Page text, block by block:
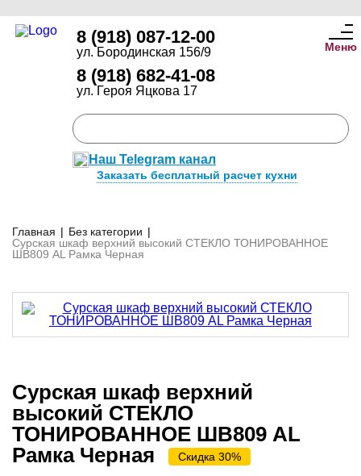
8 (918) 087-12-00
ул. Бородинская 156/9
8 (918) 682-41-08
ул. Героя Яцкова 17
Наш Telegram канал
Заказать бесплатный расчет кухни
Меню
Главная | Без категории |
Сурская шкаф верхний высокий СТЕКЛО ТОНИРОВАННОЕ
ШВ809 AL Рамка Черная
Сурская шкаф верхний
высокий СТЕКЛО
ТОНИРОВАННОЕ ШВ809 AL
Рамка Черная
Скидка 30%